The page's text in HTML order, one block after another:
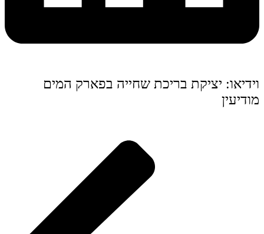
וידיאו: יציקת בריכת שחייה בפארק המים
מודיעין